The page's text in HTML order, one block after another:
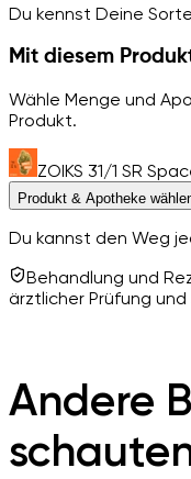
Du kennst Deine
Mit diesem
Wähle Menge und
Produkt.
ZOIKS 31/1 SR
Produkt & Apotheke
Du kannst den Weg
Behandlung und
ärztlicher Prüfung
Andere